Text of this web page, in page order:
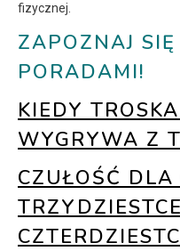
fizycznej.
ZAPOZNAJ
PORADAMI!
KIEDY
WYGRYWA Z
CZUŁOŚĆ